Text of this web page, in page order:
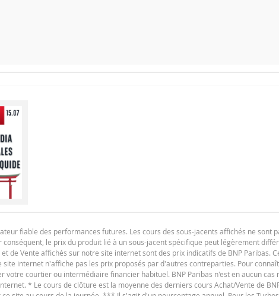
Le simulateur a été désactivé, car la barrière
PDF
fiable des performances futures. Les cours des sous-jacents affichés ne sont
le prix du produit lié à un sous-jacent spécifique peut légèrement
de Vente affichés sur notre site internet sont des prix indicatifs de BNP Paribas.
site internet n'affiche pas les prix proposés par d'autres contreparties. Pour
votre courtier ou intermédiaire financier habituel. BNP Paribas n'est en aucun
* Le cours de clôture est la moyenne des derniers cours Achat/Vente de